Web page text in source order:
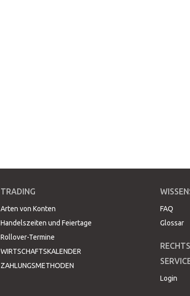
TRADING
Arten von Konten
Handelszeiten und Feiertage
Rollover-Termine
WIRTSCHAFTSKALENDER
ZAHLUNGSMETHODEN
FAQ
Glossar
Login